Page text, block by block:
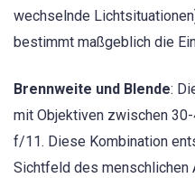
wechselnde
bestimmt maßgeblich die
Brennweite und Blende:
mit Objektiven zwischen
f/11. Diese Kombination
Sichtfeld des menschlichen